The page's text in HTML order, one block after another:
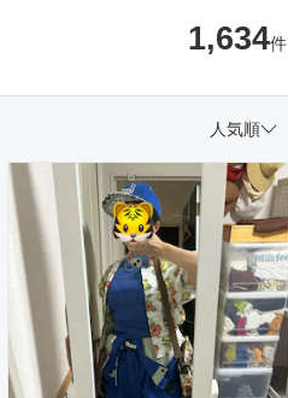
1,634件
人気順